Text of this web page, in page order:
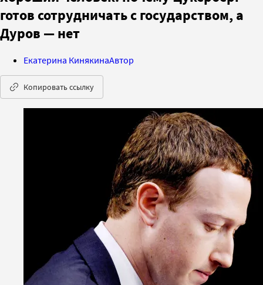
готов сотрудничать с государством, а
Дуров — нет
Екатерина КинякинаАвтор
Копировать ссылку